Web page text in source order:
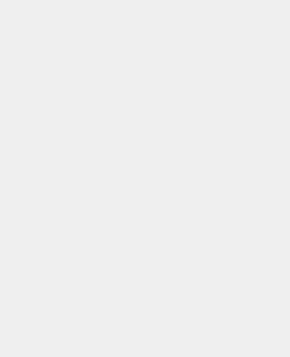
VERARBEITETE
Wir
unsere